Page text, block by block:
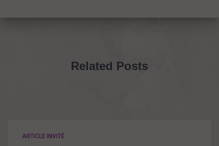
Related Posts
ARTICLE INVITÉ